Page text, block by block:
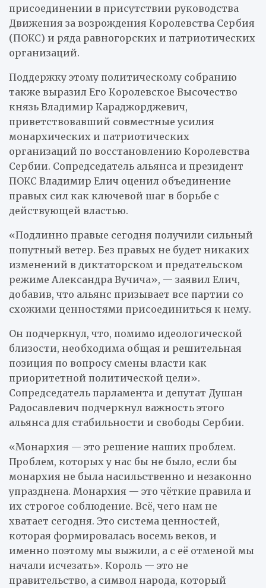
присоединении в присутствии руководства
Движения за возрождения Королевства Сербия
(ПОКС) и ряда равногорских и патриотических
организаций.
Поддержку этому политическому собранию
также выразил Его Королевское Высочество
князь Владимир Караджорджевич,
приветствовавший совместные усилия
монархических и патриотических
организаций по восстановлению Королевства
Сербии. Сопредседатель альянса и президент
ПОКС Владимир Елич оценил объединение
правых сил как ключевой шаг в борьбе с
действующей властью.
«Подлинно правые сегодня получили сильный
попутный ветер. Без правых не будет никаких
изменений в диктаторском и предательском
режиме Александра Вучича», — заявил Елич,
добавив, что альянс призывает все партии со
схожими ценностями присоединиться к нему.
Он подчеркнул, что, помимо идеологической
близости, необходима общая и решительная
позиция по вопросу смены власти как
приоритетной политической цели».
Сопредседатель парламента и депутат Душан
Радосавлевич подчеркнул важность этого
альянса для стабильности и свободы Сербии.
«Монархия — это решение наших проблем.
Проблем, которых у нас бы не было, если бы
монархия не была насильственно и незаконно
упразднена. Монархия — это чёткие правила и
их строгое соблюдение. Всё, чего нам не
хватает сегодня. Это система ценностей,
которая формировалась восемь веков, и
именно поэтому мы выжили, а с её отменой мы
начали исчезать». Король — это не
правительство, а символ народа, который